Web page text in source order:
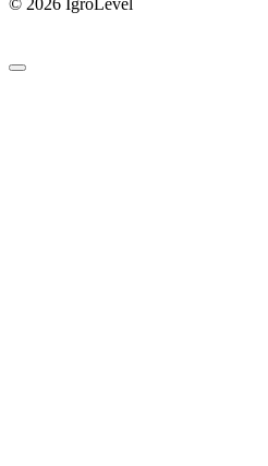
© 2026 IgroLevel